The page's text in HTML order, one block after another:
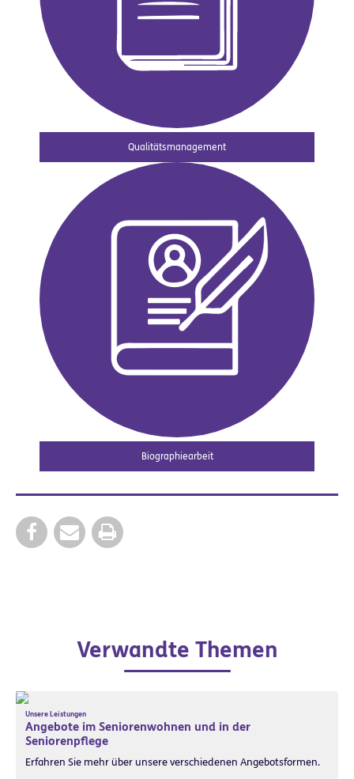
Qualitätsmanagement
Biographiearbeit
Verwandte Themen
Unsere Leistungen
Angebote im Seniorenwohnen und in der
Seniorenpflege
Erfahren Sie mehr über unsere verschiedenen Angebotsformen.